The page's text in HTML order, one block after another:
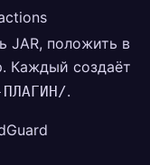
JAR, положить в
Каждый создаёт
.